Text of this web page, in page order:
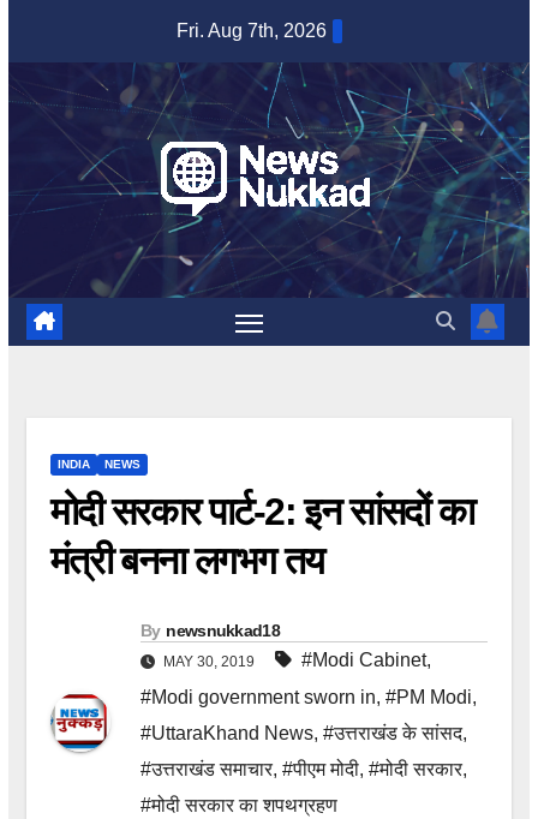
content
Fri. Aug 7th, 2026
INDIA NEWS
मोदी सरकार पार्ट-2: इन सांसदों का
मंत्री बनना लगभग तय
By newsnukkad18
MAY 30, 2019 #Modi Cabinet,
#Modi government sworn in, #PM Modi,
#UttaraKhand News, #उत्तराखंड के सांसद,
#उत्तराखंड समाचार, #पीएम मोदी, #मोदी सरकार,
#मोदी सरकार का शपथग्रहण